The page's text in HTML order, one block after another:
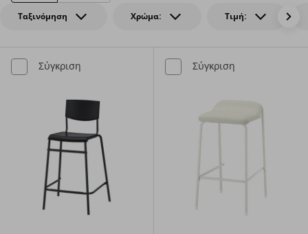
Ταξινόμηση Χρώμα: Τιμή:
Σύγκριση Σύγκριση